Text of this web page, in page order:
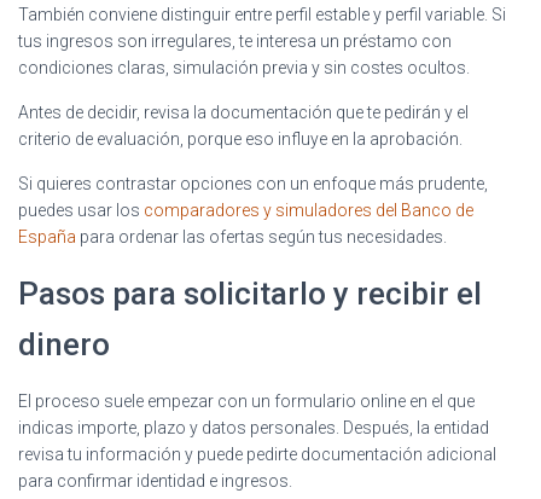
También conviene distinguir entre perfil estable y perfil variable. Si
tus ingresos son irregulares, te interesa un préstamo con
condiciones claras, simulación previa y sin costes ocultos.
Antes de decidir, revisa la documentación que te pedirán y el
criterio de evaluación, porque eso influye en la aprobación.
Si quieres contrastar opciones con un enfoque más prudente,
puedes usar los comparadores y simuladores del Banco de
España para ordenar las ofertas según tus necesidades.
Pasos para solicitarlo y recibir el
dinero
El proceso suele empezar con un formulario online en el que
indicas importe, plazo y datos personales. Después, la entidad
revisa tu información y puede pedirte documentación adicional
para confirmar identidad e ingresos.